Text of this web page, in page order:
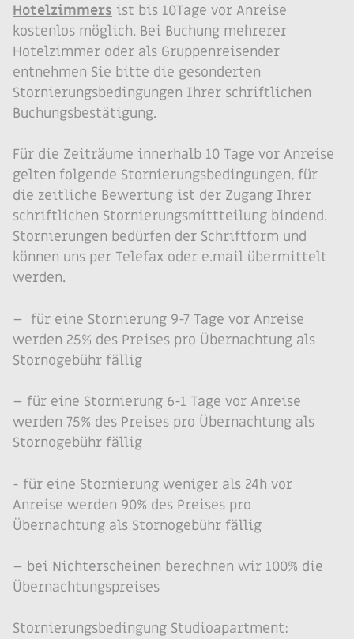
Hotelzimmers ist bis 10Tage vor Anreise
kostenlos möglich. Bei Buchung mehrerer
Hotelzimmer oder als Gruppenreisender
entnehmen Sie bitte die gesonderten
Stornierungsbedingungen Ihrer schriftlichen
Buchungsbestätigung.
Für die Zeiträume innerhalb 10 Tage vor Anreise
gelten folgende Stornierungsbedingungen, für
die zeitliche Bewertung ist der Zugang Ihrer
schriftlichen Stornierungsmittteilung bindend.
Stornierungen bedürfen der Schriftform und
können uns per Telefax oder e.mail übermittelt
werden.
– für eine Stornierung 9-7 Tage vor Anreise
werden 25% des Preises pro Übernachtung als
Stornogebühr fällig
– für eine Stornierung 6-1 Tage vor Anreise
werden 75% des Preises pro Übernachtung als
Stornogebühr fällig
­- für eine Stornierung weniger als 24h vor
Anreise werden 90% des Preises pro
Übernachtung als Stornogebühr fällig
– bei Nichterscheinen berechnen wir 100% die
Übernachtungspreises
Stornierungsbedingung Studioapartment: